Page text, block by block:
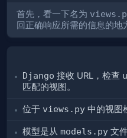
首先，看一下名为
回正确响应所需的信息的地
Django 接收 URL，检查
匹配的视图。
位于 views.py 中的视图
模型是从 models.py 文